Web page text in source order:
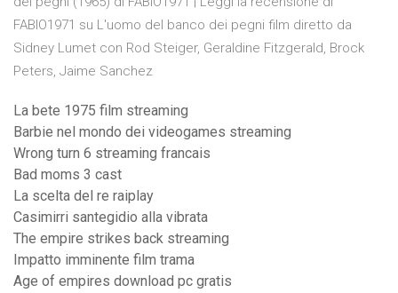
FABIO1971 su L'uomo del banco dei pegni film diretto da
Sidney Lumet con Rod Steiger, Geraldine Fitzgerald, Brock
Peters, Jaime Sanchez
La bete 1975 film streaming
Barbie nel mondo dei videogames streaming
Wrong turn 6 streaming francais
Bad moms 3 cast
La scelta del re raiplay
Casimirri santegidio alla vibrata
The empire strikes back streaming
Impatto imminente film trama
Age of empires download pc gratis